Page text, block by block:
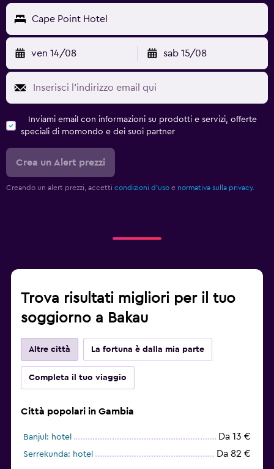
Cape Point Hotel
ven 14/08 sab 15/08
Inviami email con informazioni su prodotti e servizi, offerte
speciali di momondo e dei suoi partner
Crea un Alert prezzi
Creando un alert prezzi, accetti condizioni d'uso e normativa sulla privacy.
Trova risultati migliori per il tuo
soggiorno a Bakau
Altre città La fortuna è dalla mia parte
Completa il tuo viaggio
Città popolari in Gambia
Banjul: hotel Da 13 €
Serrekunda: hotel Da 82 €